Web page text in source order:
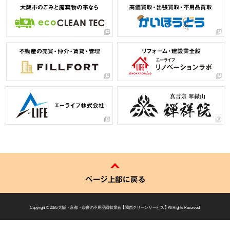
ページ上部に戻る
Copyright © 2026大阪・京都・奈良の不用品回収業者 【 関西クリーンサービス 】 All Rights Reserved.